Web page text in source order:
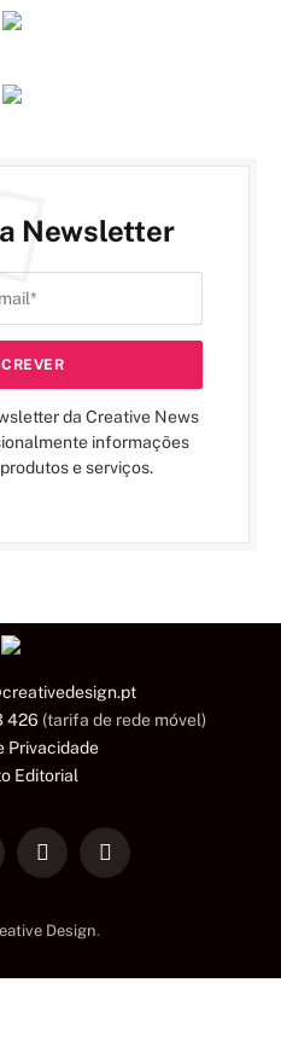
Newsletter
da Creative News
informações
e serviços.
426 (tarifa de rede móvel)
Privacidade
Editorial
InstagramTikTok
Design.